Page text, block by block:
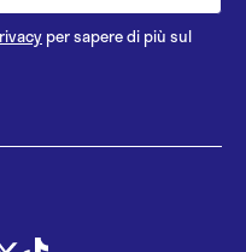
per sapere di più sul